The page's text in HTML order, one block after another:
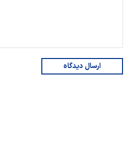
ارسال دیدگاه